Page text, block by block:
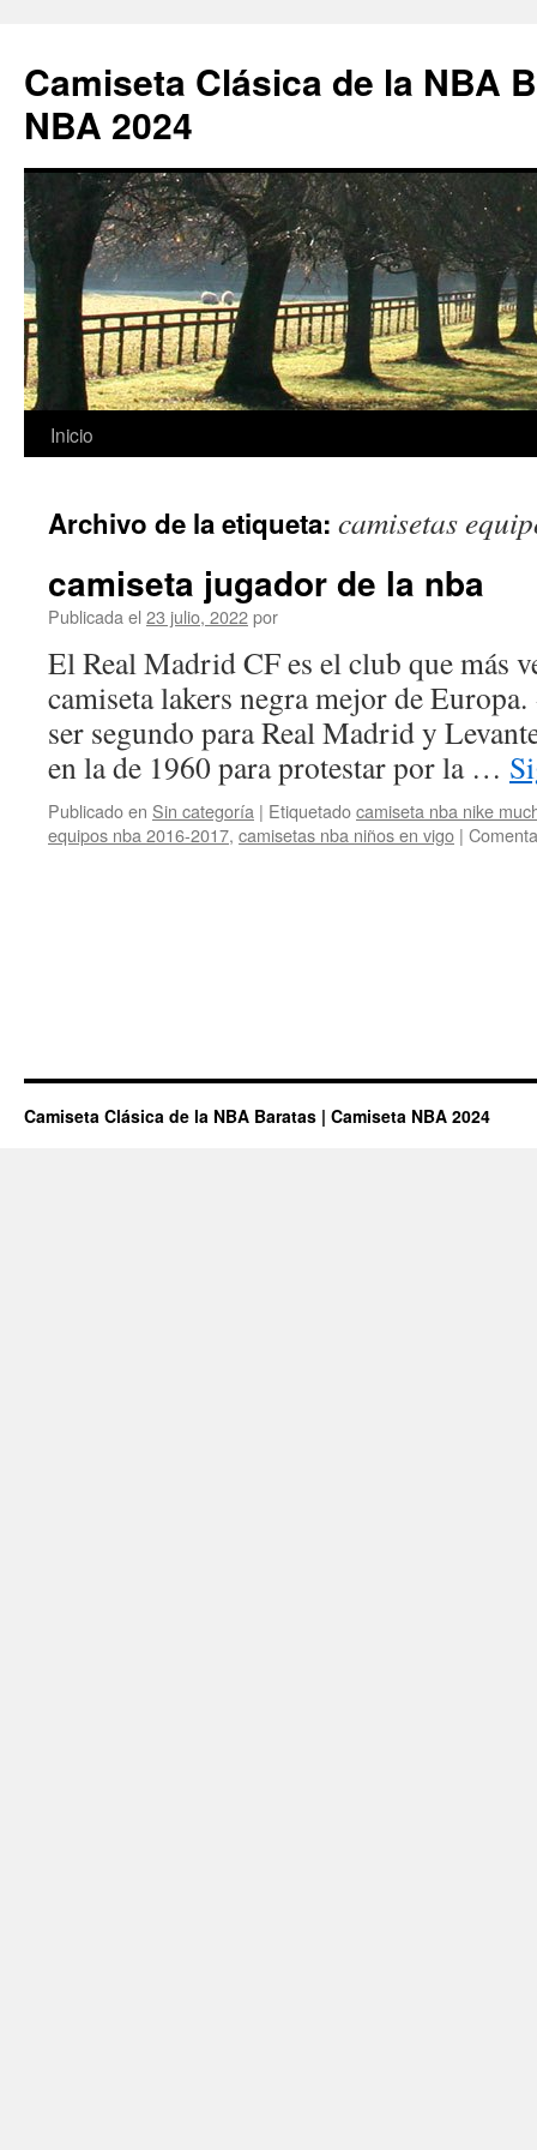
Camiseta Clásica de la NBA
NBA 2024
Saltar
contenido
Inicio
Archivo de la etiqueta: camisetas
camiseta jugador de la nba
Publicada el 23 julio, 2022por
El Real Madrid CF es el club que más
camiseta lakers negra mejor de
ser segundo para Real Madrid y
en la de 1960 para protestar por la …
Publicado en Sin categoría | Etiquetadocamiseta nba nike
equipos nba 2016-2017, camisetas nba niños en vigo |
Camiseta Clásica de la NBA Baratas | Camiseta NBA 2024